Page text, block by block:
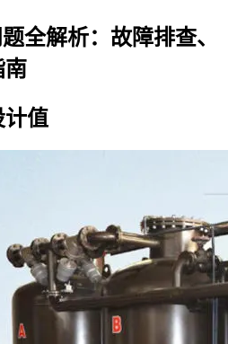
全解析：故障排查、
南
计值